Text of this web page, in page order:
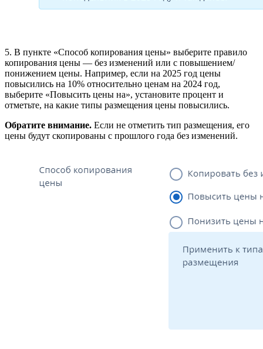
5. В пункте «Способ копирования цены» выберите правило
копирования цены — без изменений или с повышением/
понижением цены. Например, если на 2025 год цены
повысились на 10% относительно ценам на 2024 год,
выберите «Повысить цены на», установите процент и
отметьте, на какие типы размещения цены повысились.
Обратите внимание. Если не отметить тип размещения, его
цены будут скопированы с прошлого года без изменений.